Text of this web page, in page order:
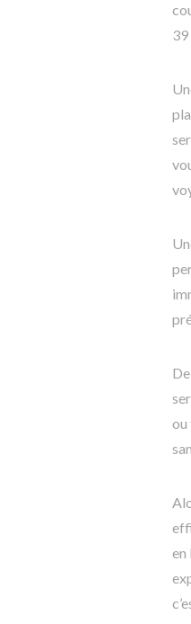
39
ou
en